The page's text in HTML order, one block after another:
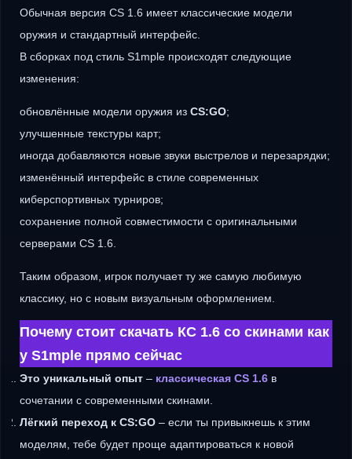
Обычная версия CS 1.6 имеет классические модели
оружия и стандартный интерфейс.
В сборках под стиль S1mple происходят следующие
изменения:
обновлённые модели оружия из CS:GO;
улучшенные текстуры карт;
иногда добавляются новые звуки выстрелов и перезарядки;
изменённый интерфейс в стиле современных
киберспортивных турниров;
сохранение полной совместимости с оригинальными
серверами CS 1.6.
Таким образом, игрок получает ту же самую любимую
классику, но с новым визуальным оформлением.
Почему стоит скачать КС 1.6 со скинами как
у S1mple прямо сейчас
Это уникальный опыт – классическая CS 1.6 в
сочетании с современными скинами.
Лёгкий переход к CS:GO – если ты привыкнешь к этим
моделям, тебе будет проще адаптироваться к новой